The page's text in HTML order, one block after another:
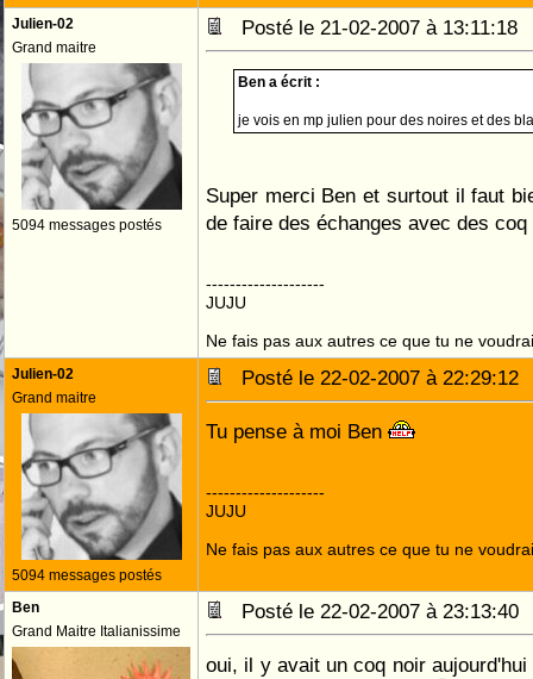
Julien-02
Grand maitre
5094 messages postés
Posté le 21-02-2007 à
Ben a écrit :
je vois en mp julien pour des noires et des
Super merci Ben et surtout il faut
de faire des échanges avec des
--------------------
JUJU
Ne fais pas aux autres ce que tu ne
Julien-02
Grand maitre
5094 messages postés
Posté le 22-02-2007 à
Tu pense à moi Ben
--------------------
JUJU
Ne fais pas aux autres ce que tu ne
Ben
Grand Maitre Italianissime
Posté le 22-02-2007 à
oui, il y avait un coq noir